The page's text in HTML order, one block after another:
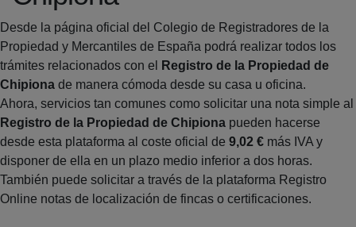
Desde la página oficial del Colegio de Registradores de la
Propiedad y Mercantiles de España podrá realizar todos los
trámites relacionados con el
Registro de la Propiedad de
Chipiona de manera cómoda desde su casa u oficina.
Ahora, servicios tan comunes como solicitar una nota simple al
Registro de la Propiedad de Chipiona pueden hacerse
desde esta plataforma al coste oficial de 9,02 € más IVA y
disponer de ella en un plazo medio inferior a dos horas.
También puede solicitar a través de la plataforma Registro
Online notas de localización de fincas o certificaciones.